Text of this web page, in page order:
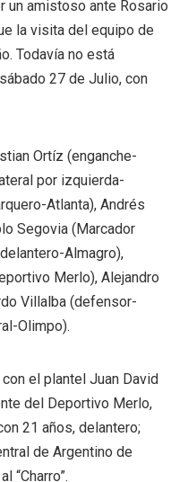
un amistoso ante Rosario
la visita del equipo de
Todavía no está
27 de Julio, con
Ortíz (enganche-
por izquierda-
Atlanta), Andrés
Segovia (Marcador
Almagro),
Merlo), Alejandro
Villalba (defensor-
Olimpo).
el plantel Juan David
del Deportivo Merlo,
21 años, delantero;
de Argentino de
“Charro”.